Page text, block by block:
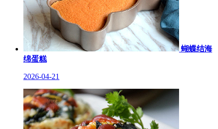
蝴蝶结海
绵蛋糕
2026-04-21